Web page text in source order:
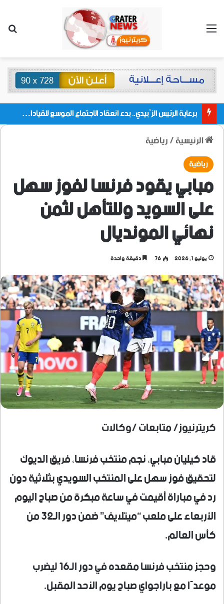
القائمة
برعاية الرئيس الزُبيدي.. بدء انعقاد الاجتماع الموسع للقيادات المحلية بالعاصمة ولمديريات وكتل مجلس العموم ومنسقيات الجامعة بالعاصمة عدن
الرئيسية/رياضية
رياضية
مبابي يقود فرنسا لفوز سهل
على السويد وللتأهل لثمن
نهائي المونديال
يوليو 1, 2026 76 دقيقة واحدة
كريترنيوز/ متابعات /وكالات
قاد كيليان مبابي، نجم منتخب فرنسا، فريق الديوك
لتحقيق فوز سهل على المنتخب السويدي بثلاثية دون
رد في مباراة أقيمت في ساعة مبكرة من صباح اليوم
الأربعاء على ملعب “ميتلايف” ضمن دور الـ32 من
كأس العالم.
وحجز منتخب فرنسا مقعده في دور الـ16 ليضرب
موعدًا مع باراجواي صباح يوم الأحد المقبل.